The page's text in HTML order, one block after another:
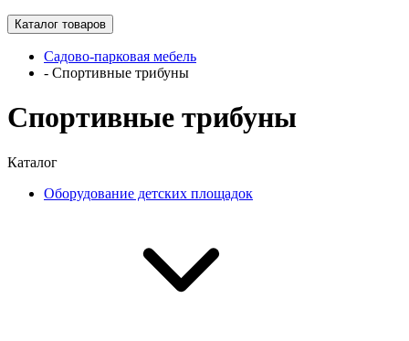
Каталог товаров
Садово-парковая мебель
- Спортивные трибуны
Спортивные трибуны
Каталог
Оборудование детских площадок